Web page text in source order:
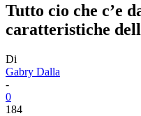
Tutto cio che c’e
caratteristiche
Di
Gabry Dalla
-
0
184